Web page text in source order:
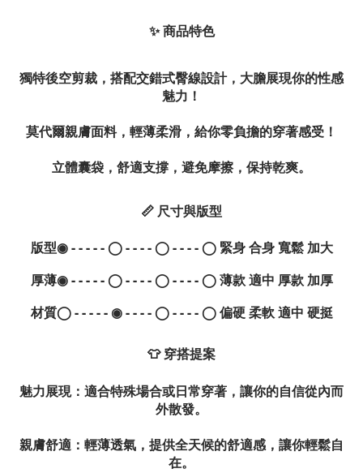
✨ 商品特色
獨特後空剪裁，搭配交錯式臀線設計，大膽展現你的性感
魅力！
莫代爾親膚面料，輕薄柔滑，給你零負擔的穿著感受！
立體囊袋，舒適支撐，避免摩擦，保持乾爽。
📏 尺寸與版型
版型◉ - - - - - ◯ - - - - ◯ - - - - ◯ 緊身 合身 寬鬆 加大
厚薄◉ - - - - - ◯ - - - - ◯ - - - - ◯ 薄款 適中 厚款 加厚
材質◯ - - - - - ◉ - - - - ◯ - - - - ◯ 偏硬 柔軟 適中 硬挺
👕 穿搭提案
魅力展現：適合特殊場合或日常穿著，讓你的自信從內而
外散發。
親膚舒適：輕薄透氣，提供全天候的舒適感，讓你輕鬆自
在。